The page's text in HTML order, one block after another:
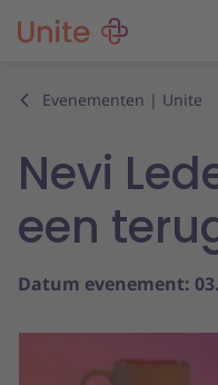
Evenementen | Unite
Nevi
een
Datum evenement: